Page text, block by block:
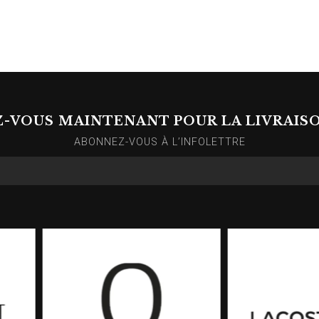
VOUS MAINTENANT POUR LA
ABONNEZ-VOUS À L’INFOLETTRE